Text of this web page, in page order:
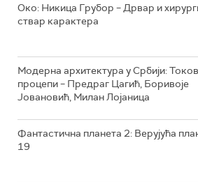
Око: Никица Грубор – Дрвар и
ствар карактера
Модерна архитектура у Србији:
процепи – Предраг Цагић, Боривоје
Јовановић, Милан Лојаница
Фантастична планета 2: Верујућа
19